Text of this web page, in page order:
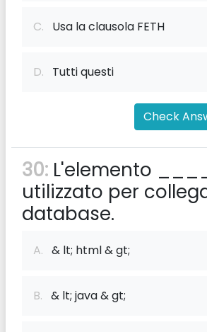
C. Usa la clausola FETH
D. Tutti questi
Check
30: L'elemento
utilizzato per
database.
A. & lt; html & gt;
B. & lt; java & gt;